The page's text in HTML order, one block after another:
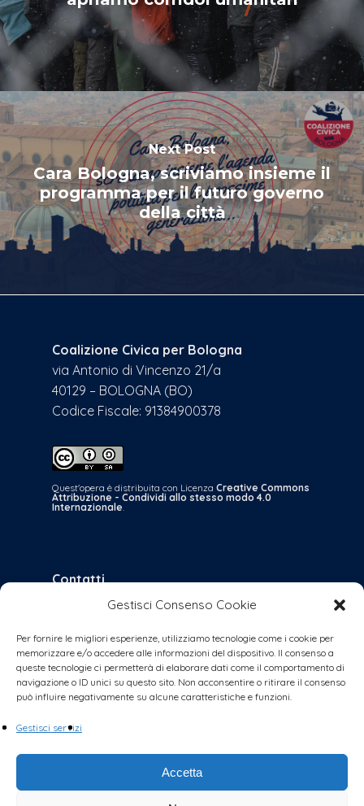
Gestisci Consenso Cookie
Per fornire le migliori esperienze, utilizziamo tecnologie come i cookie per
memorizzare e/o accedere alle informazioni del dispositivo. Il consenso a
queste tecnologie ci permetterà di elaborare dati come il comportamento di
navigazione o ID unici su questo sito. Non acconsentire o ritirare il consenso
può influire negativamente su alcune caratteristiche e funzioni.
Gestisci servizi
Accetta
Next Post
Cara Bologna, scriviamo insieme il
programma per il futuro governo
della città
Coalizione Civica per Bologna
via Antonio di Vincenzo 21/a
40129 – BOLOGNA (BO)
Codice Fiscale: 91384900378
Quest'opera è distribuita con Licenza Creative Commons
Attribuzione - Condividi allo stesso modo 4.0
Internazionale.
Contatti
bologna@coalizionecivica.it
per qualsiasi questione
collabora@coalizionecivica.it
se volete dare una mano concreta alla
coalizione (volantinaggi, banchetti, video,
foto, segreteria, ecc.)